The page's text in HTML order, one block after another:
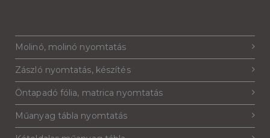
Molinó, molinó nyomtatás
Zászló nyomtatás, készítés
Öntapadó fólia, matrica nyomtatás
Műanyag tábla nyomtatás